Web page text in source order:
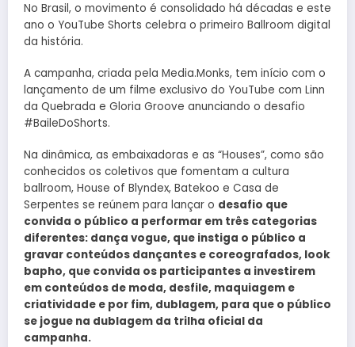
No Brasil, o movimento é consolidado há décadas e este
ano o YouTube Shorts celebra o primeiro Ballroom digital
da história.
A campanha, criada pela Media.Monks, tem início com o
lançamento de um filme exclusivo do YouTube com Linn
da Quebrada e Gloria Groove anunciando o desafio
#BaileDoShorts.
Na dinâmica, as embaixadoras e as “Houses”, como são
conhecidos os coletivos que fomentam a cultura
ballroom, House of Blyndex, Batekoo e Casa de
Serpentes se reúnem para lançar o desafio que
convida o público a performar em três categorias
diferentes: dança vogue, que instiga o público a
gravar conteúdos dançantes e coreografados, look
bapho, que convida os participantes a investirem
em conteúdos de moda, desfile, maquiagem e
criatividade e por fim, dublagem, para que o público
se jogue na dublagem da trilha oficial da
campanha.